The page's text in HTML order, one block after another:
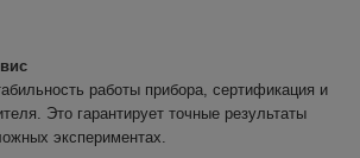
работы прибора, сертификация и
Это гарантирует точные результаты
экспериментах.